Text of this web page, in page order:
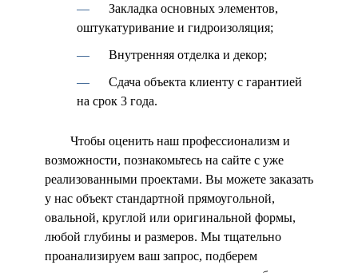
Закладка основных элементов,
оштукатуривание и гидроизоляция;
Внутренняя отделка и декор;
Сдача объекта клиенту с гарантией
на срок 3 года.
Чтобы оценить наш профессионализм и
возможности, познакомьтесь на сайте с уже
реализованными проектами. Вы можете заказать
у нас объект стандартной прямоугольной,
овальной, круглой или оригинальной формы,
любой глубины и размеров. Мы тщательно
проанализируем ваш запрос, подберем